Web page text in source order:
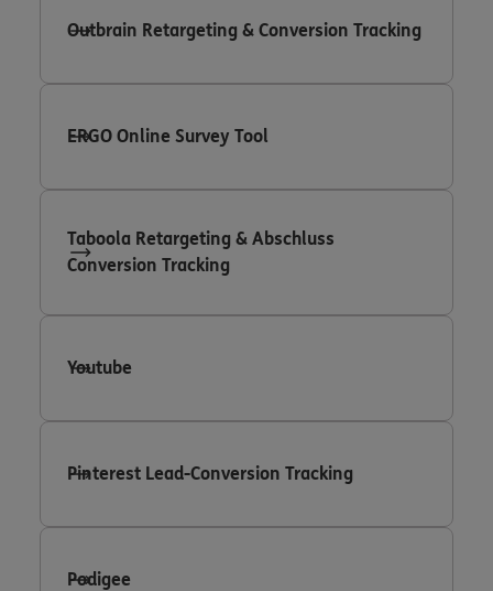
Outbrain Retargeting & Conversion Tracking
ERGO Online Survey Tool
Taboola Retargeting & Abschluss
Conversion Tracking
Youtube
Pinterest Lead-Conversion Tracking
Podigee